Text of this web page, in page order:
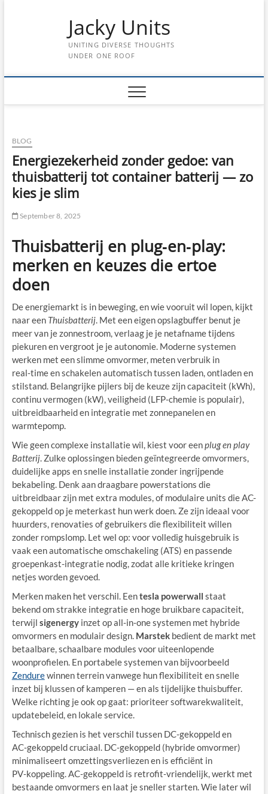
Jacky Units
UNITING DIVERSE THOUGHTS
UNDER ONE ROOF
BLOG
Energiezekerheid zonder gedoe: van
thuisbatterij tot container batterij — zo
kies je slim
September 8, 2025
Thuisbatterij en plug‑en‑play:
merken en keuzes die ertoe
doen
De energiemarkt is in beweging, en wie vooruit wil lopen, kijkt
naar een Thuisbatterij. Met een eigen opslagbuffer benut je
meer van je zonnestroom, verlaag je je netafname tijdens
piekuren en vergroot je je autonomie. Moderne systemen
werken met een slimme omvormer, meten verbruik in
real‑time en schakelen automatisch tussen laden, ontladen en
stilstand. Belangrijke pijlers bij de keuze zijn capaciteit (kWh),
continu vermogen (kW), veiligheid (LFP-chemie is populair),
uitbreidbaarheid en integratie met zonnepanelen en
warmtepomp.
Wie geen complexe installatie wil, kiest voor eenplug en play
Batterij. Zulke oplossingen bieden geïntegreerde omvormers,
duidelijke apps en snelle installatie zonder ingrijpende
bekabeling. Denk aan draagbare powerstations die
uitbreidbaar zijn met extra modules, of modulaire units die AC-
gekoppeld op je meterkast hun werk doen. Ze zijn ideaal voor
huurders, renovaties of gebruikers die flexibiliteit willen
zonder rompslomp. Let wel op: voor volledig huisgebruik is
vaak een automatische omschakeling (ATS) en passende
groepenkast-integratie nodig, zodat alle kritieke kringen
netjes worden gevoed.
Merken maken het verschil. Eentesla powerwall staat
bekend om strakke integratie en hoge bruikbare capaciteit,
terwijl sigenergyinzet op all‑in‑one systemen met hybride
omvormers en modulair design. Marstekbedient de markt met
betaalbare, schaalbare modules voor uiteenlopende
woonprofielen. En portabele systemen van bijvoorbeeld
Zendurewinnen terrein vanwege hun flexibiliteit en snelle
inzet bij klussen of kamperen — en als tijdelijke thuisbuffer.
Welke richting je ook op gaat: prioriteer softwarekwaliteit,
updatebeleid, en lokale service.
Technisch gezien is het verschil tussen DC‑gekoppeld en
AC‑gekoppeld cruciaal. DC‑gekoppeld (hybride omvormer)
minimaliseert omzettingsverliezen en is efficiënt in
PV‑koppeling. AC‑gekoppeld is retrofit‑vriendelijk, werkt met
bestaande omvormers en laat je sneller starten. Wie later wil